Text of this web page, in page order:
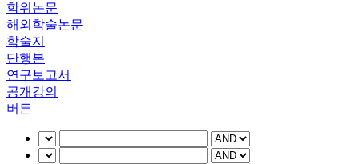
학위논문
해외학술논문
학술지
단행본
연구보고서
공개강의
버튼